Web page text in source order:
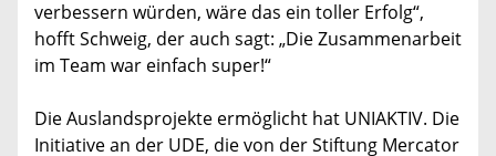
verbessern würden, wäre das ein toller Erfolg“,
hofft Schweig, der auch sagt: „Die Zusammenarbeit
im Team war einfach super!“
Die Auslandsprojekte ermöglicht hat UNIAKTIV. Die
Initiative an der UDE, die von der Stiftung Mercator